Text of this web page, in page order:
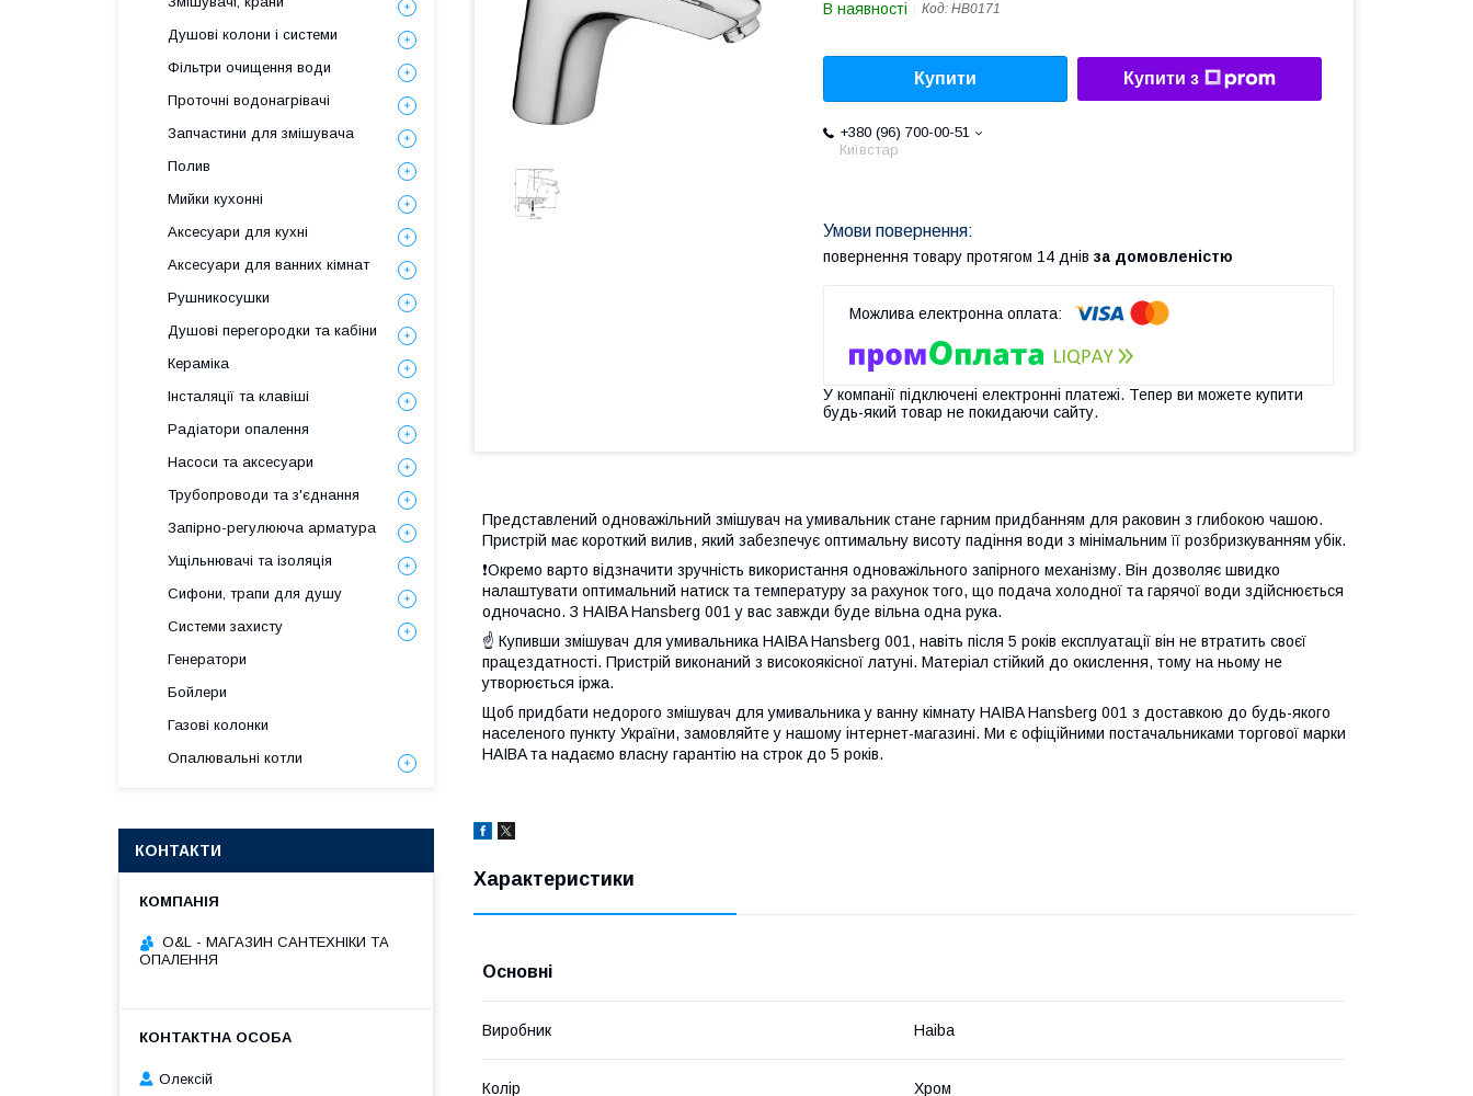
В наявності Код: HB0171
Купити Купити з
+380 (96) 700-00-51
Київстар
повернення товару протягом 14 днів за домовленістю
У компанії підключені електронні платежі. Тепер ви можете купити
будь-який товар не покидаючи сайту.
Представлений одноважільний змішувач на умивальник стане гарним придбанням для раковин з глибокою чашою.
Пристрій має короткий вилив, який забезпечує оптимальну висоту падіння води з мінімальним її розбризкуванням убік.
❗️Окремо варто відзначити зручність використання одноважільного запірного механізму. Він дозволяє швидко
налаштувати оптимальний натиск та температуру за рахунок того, що подача холодної та гарячої води здійснюється
одночасно. З HAIBA Hansberg 001 у вас завжди буде вільна одна рука.
☝ Купивши змішувач для умивальника HAIBA Hansberg 001, навіть після 5 років експлуатації він не втратить своєї
працездатності. Пристрій виконаний з високоякісної латуні. Матеріал стійкий до окислення, тому на ньому не
утворюється іржа.
Щоб придбати недорого змішувач для умивальника у ванну кімнату HAIBA Hansberg 001 з доставкою до будь-якого
населеного пункту України, замовляйте у нашому інтернет-магазині. Ми є офіційними постачальниками торгової марки
HAIBA та надаємо власну гарантію на строк до 5 років.
Характеристики
Основні
Виробник Haiba
Колір Хром
Душові колони і системи
Фільтри очищення води
Проточні водонагрівачі
Запчастини для змішувача
Полив
Мийки кухонні
Аксесуари для кухні
Аксесуари для ванних кімнат
Рушникосушки
Душові перегородки та кабіни
Кераміка
Інсталяції та клавіші
Радіатори опалення
Насоси та аксесуари
Трубопроводи та з'єднання
Запірно-регулююча арматура
Ущільнювачі та ізоляція
Сифони, трапи для душу
Системи захисту
Генератори
Бойлери
Газові колонки
Опалювальні котли
КОНТАКТИ
O&L - МАГАЗИН САНТЕХНІКИ ТА
ОПАЛЕННЯ
Олексій